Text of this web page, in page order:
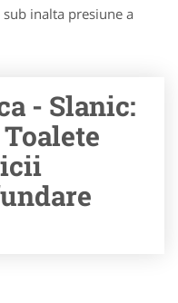
inalta presiune a
- Slanic: